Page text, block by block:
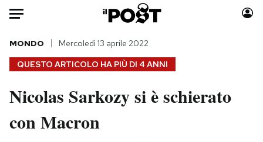
Auto
HOME
Italia
Politica
Moda
QUESTO ARTICOLO HA PIÙ DI 4 ANNI
MONDO Mercoledì 13 aprile 2022
Nicolas Sarkozy si è schierato
con Macron